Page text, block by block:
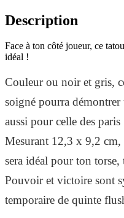
Description
Face à ton côté joueur, ce
idéal !
Couleur ou noir et gris,
soigné pourra
aussi pour celle des paris
Mesurant 12,3 x 9,2 cm,
sera idéal pour ton torse,
Pouvoir et victoire sont
temporaire de quinte